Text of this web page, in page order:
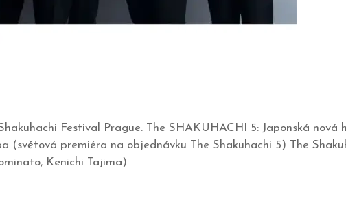
Festival Prague. The SHAKUHACHI 5: Japonská nová
premiéra na objednávku The Shakuhachi 5) The
Kenichi Tajima)